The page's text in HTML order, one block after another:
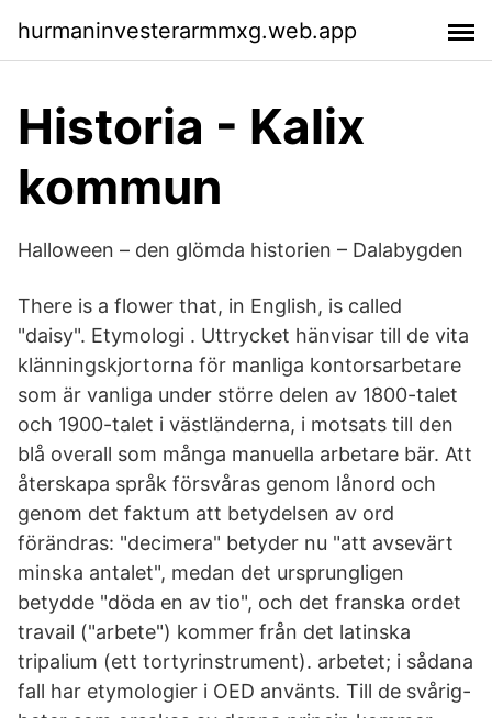
hurmaninvesterarmmxg.web.app
Historia - Kalix
kommun
Halloween – den glömda historien – Dalabygden
There is a flower that, in English, is called
"daisy". Etymologi . Uttrycket hänvisar till de vita
klänningskjortorna för manliga kontorsarbetare
som är vanliga under större delen av 1800-talet
och 1900-talet i västländerna, i motsats till den
blå overall som många manuella arbetare bär. Att
återskapa språk försvåras genom lånord och
genom det faktum att betydelsen av ord
förändras: "decimera" betyder nu "att avsevärt
minska antalet", medan det ursprungligen
betydde "döda en av tio", och det franska ordet
travail ("arbete") kommer från det latinska
tripalium (ett tortyrinstrument). arbetet; i sådana
fall har etymologier i OED använts. Till de svårig-